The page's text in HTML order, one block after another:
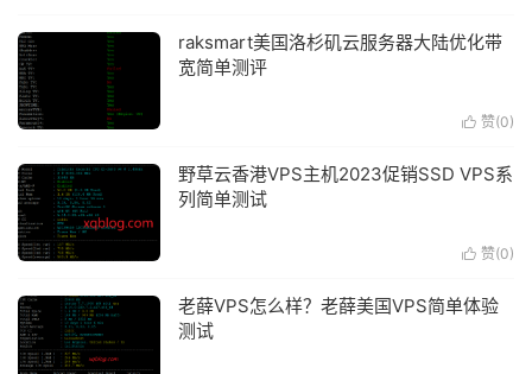
raksmart美国洛杉矶云服务器大陆优化带
宽简单测评
 赞(0)
野草云香港VPS主机2023促销SSD VPS系
列简单测试
 赞(0)
老薛VPS怎么样？老薛美国VPS简单体验
测试